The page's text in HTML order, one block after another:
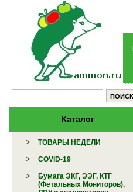
Каталог
ТОВАРЫ НЕДЕЛИ
COVID-19
Бумага ЭКГ, ЭЭГ, КТГ
(Фетальных Мониторов),